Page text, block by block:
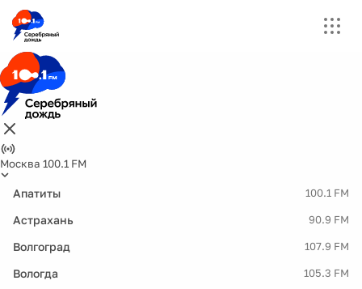
Москва 100.1 FM
Апатиты 100.1 FM
Астрахань 90.9 FM
Волгоград 107.9 FM
Вологда 105.3 FM